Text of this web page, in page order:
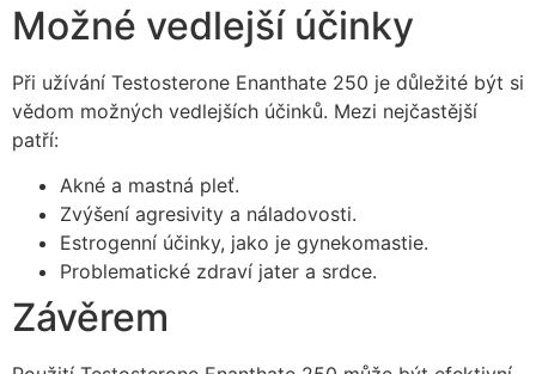
Možné vedlejší účinky
Při užívání Testosterone Enanthate 250 je důležité být si
vědom možných vedlejších účinků. Mezi nejčastější
patří:
Akné a mastná pleť.
Zvýšení agresivity a náladovosti.
Estrogenní účinky, jako je gynekomastie.
Problematické zdraví jater a srdce.
Závěrem